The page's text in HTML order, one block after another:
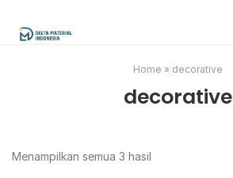
Home » decorative
decorative
Menampilkan semua 3 hasil